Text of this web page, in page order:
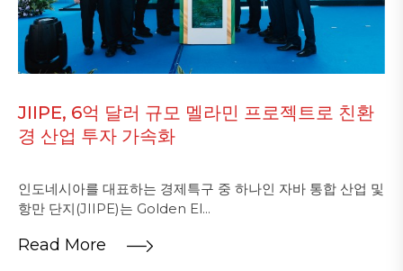
JIIPE, 6억 달러 규모 멜라민 프로젝트로 친환
경 산업 투자 가속화
인도네시아를 대표하는 경제특구 중 하나인 자바 통합 산업 및
항만 단지(JIIPE)는 Golden El...
Read More